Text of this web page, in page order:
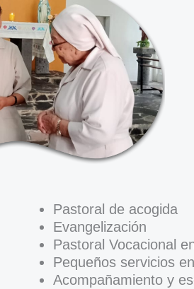
Pastoral de acogida
Evangelización
Pastoral Vocacional
Pequeños servicios
Acompañamiento y